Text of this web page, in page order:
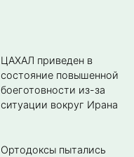
ЦАХАЛ приведен в
состояние повышенной
боеготовности из-за
ситуации вокруг Ирана
Ортодоксы пытались